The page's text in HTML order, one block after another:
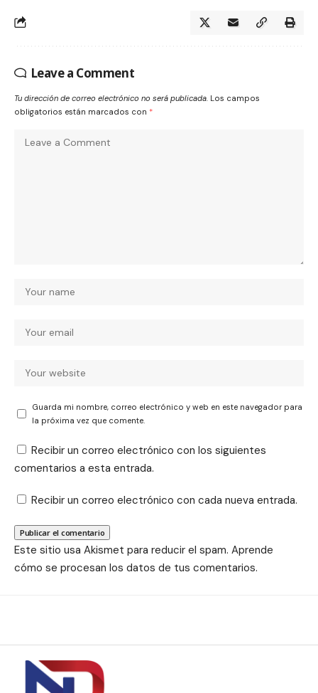
Leave a Comment
Tu dirección de correo electrónico no será publicada. Los campos
obligatorios están marcados con *
Guarda mi nombre, correo electrónico y web en este navegador para
la próxima vez que comente.
Recibir un correo electrónico con los siguientes
comentarios a esta entrada.
Recibir un correo electrónico con cada nueva entrada.
Este sitio usa Akismet para reducir el spam. Aprende
cómo se procesan los datos de tus comentarios.